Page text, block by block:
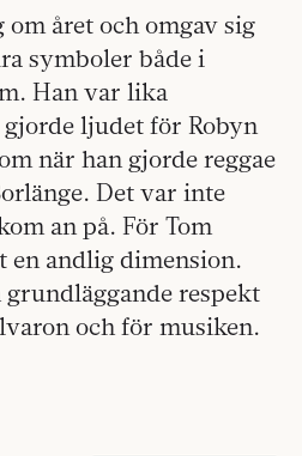
om året och omgav sig
symboler både i
Han var lika
ljudet för Robyn
när han gjorde reggae
Det var inte
an på. För Tom
en andlig dimension.
respekt
och för musiken.